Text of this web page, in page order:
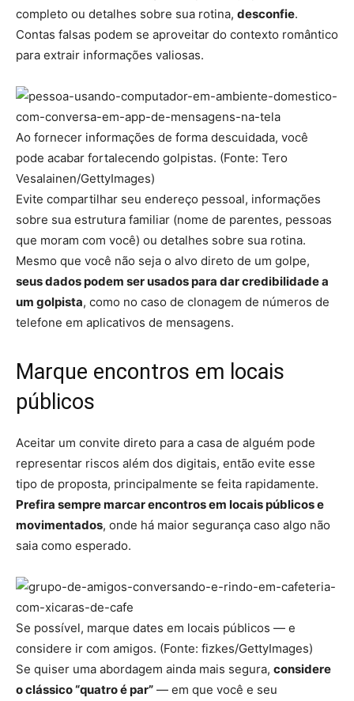
completo ou detalhes sobre sua rotina, desconfie.
Contas falsas podem se aproveitar do contexto romântico
para extrair informações valiosas.
Ao fornecer informações de forma descuidada, você
pode acabar fortalecendo golpistas. (Fonte: Tero
Vesalainen/GettyImages)
Evite compartilhar seu endereço pessoal, informações
sobre sua estrutura familiar (nome de parentes, pessoas
que moram com você) ou detalhes sobre sua rotina.
Mesmo que você não seja o alvo direto de um golpe,
seus dados podem ser usados para dar credibilidade a
um golpista, como no caso de clonagem de números de
telefone em aplicativos de mensagens.
Marque encontros em locais
públicos
Aceitar um convite direto para a casa de alguém pode
representar riscos além dos digitais, então evite esse
tipo de proposta, principalmente se feita rapidamente.
Prefira sempre marcar encontros em locais públicos e
movimentados, onde há maior segurança caso algo não
saia como esperado.
Se possível, marque dates em locais públicos — e
considere ir com amigos. (Fonte: fizkes/GettyImages)
Se quiser uma abordagem ainda mais segura, considere
o clássico “quatro é par” — em que você e seu